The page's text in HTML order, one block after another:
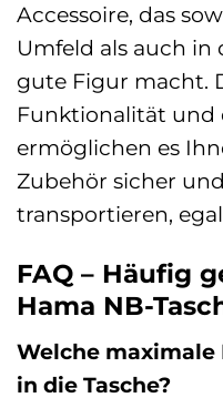
Accessoire, das
Umfeld als auch in
gute Figur macht.
Funktionalität und
ermöglichen es
Zubehör sicher
transportieren,
FAQ – Häufig
Hama NB-
Welche maximale
in die Tasche?